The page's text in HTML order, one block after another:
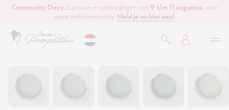
hoofdinhoud
Community Days: Exclusieve aanbiedingen van 9 t/m 11 augustus , voor
onze verfcommunity. Meld je nu hier aan!